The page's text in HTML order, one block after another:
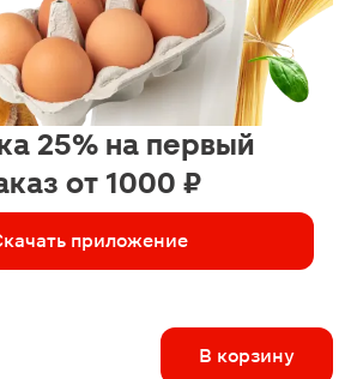
25% на первый
от 1000 ₽
приложение
В корзину